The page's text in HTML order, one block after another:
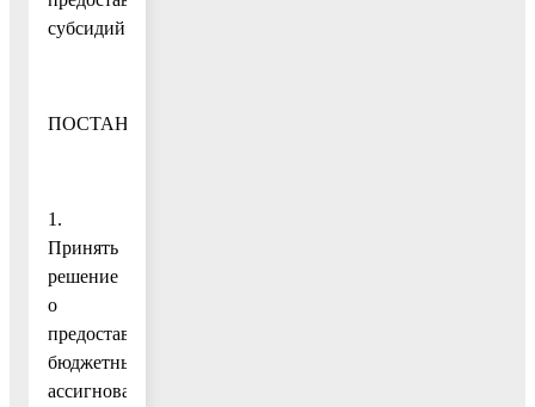
субсидий»
ПОСТАНОВЛЯЮ:
1.
Принять
решение
о
предоставлении
бюджетных
ассигнований